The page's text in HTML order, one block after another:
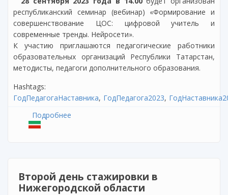
республиканский семинар (вебинар) «Формирование и
совершенствование ЦОС: цифровой учитель и
современные тренды. Нейросети».
К участию приглашаются педагогические работники
образовательных организаций Республики Татарстан,
методисты, педагоги дополнительного образования.
Hashtags:
ГодПедагогаНаставника ГодПедагога2023
Подробнее
Второй день стажировки в
Нижегородской области